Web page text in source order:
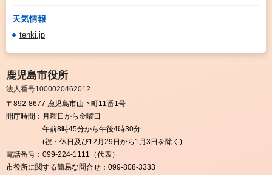
天気情報
tenki.jp
鹿児島市役所
法人番号1000020462012
〒892-8677 鹿児島市山下町11番1号
開庁時間： 月曜日から金曜日
午前8時45分から午後4時30分
(祝・休日及び12月29日から1月3日を除く)
電話番号： 099-224-1111（代表）
市役所に関する簡易な問合せ： 099-808-3333